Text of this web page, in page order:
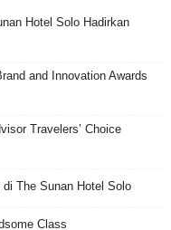
Hotel Solo Hadirkan
and Innovation Awards
Travelers’ Choice
The Sunan Hotel Solo
Class